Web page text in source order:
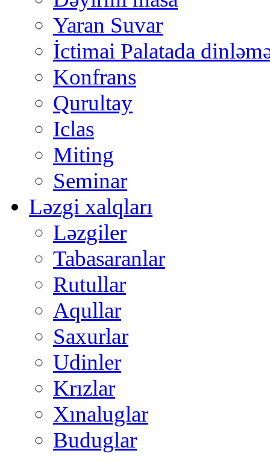
Yaran Suvar
İctimai Palatada
Konfrans
Qurultay
Iclas
Miting
Seminar
Ləzgi xalqları
Ləzgiler
Tabasaranlar
Rutullar
Aqullar
Saxurlar
Udinler
Krızlar
Xınaluglar
Buduglar